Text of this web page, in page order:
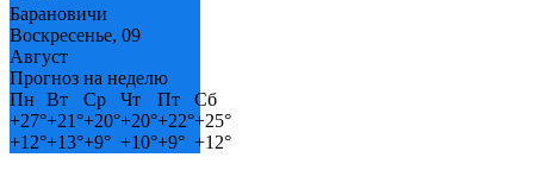
Барановичи
Воскресенье, 09
Август
Прогноз на неделю
Пн
Вт Ср Чт Пт
Сб
+27°+21°+20°+20°+22°+25°
+12°+13°+9° +10°+9° +12°